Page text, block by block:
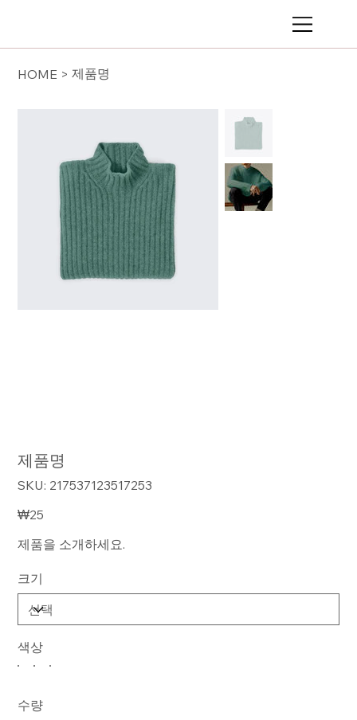
HOME > 제품명
제품명
SKU: SKU:
217537123517253
217537123517253
가
격
₩25
제품을 소개하세요.
크기
색상
수량